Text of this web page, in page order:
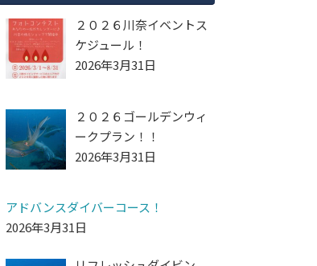
２０２６川奈イベントス
ケジュール！
2026年3月31日
２０２６ゴールデンウィ
ークプラン！！
2026年3月31日
アドバンスダイバーコース！
2026年3月31日